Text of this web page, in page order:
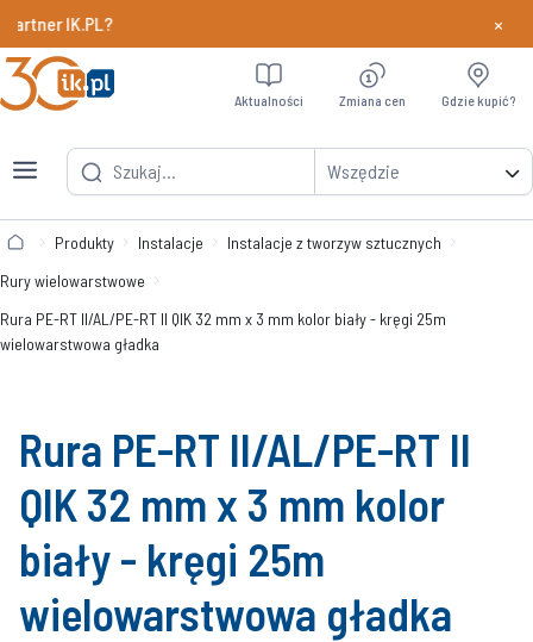
IK.PL? Dowiedz
×
Wszędzie
Aktualności Zmiana cen Gdzie kupić?
Produkty Instalacje
Instalacje z tworzyw sztucznych
Rury wielowarstwowe
Rura PE-RT II/AL/PE-RT II QIK 32 mm x 3 mm kolor biały - kręgi 25m
wielowarstwowa gładka
Rura PE-RT II/AL/PE-RT II
QIK 32 mm x 3 mm kolor
biały - kręgi 25m
wielowarstwowa gładka